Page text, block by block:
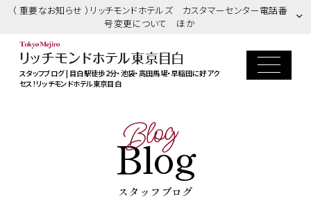
（ 重要なお知らせ ）リッチモンドホテルズ カスタマーセンター電話番
号変更について ほか
スタッフブログ | 目白駅徒歩2分・池袋・高田馬場・早稲田に好アク
セス！リッチモンドホテル東京目白
Blog
Blog
スタッフブログ